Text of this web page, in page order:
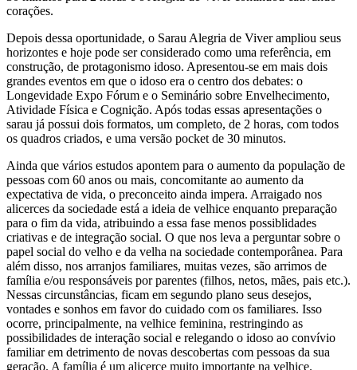
corações.
Depois dessa oportunidade, o Sarau Alegria de Viver ampliou seus
horizontes e hoje pode ser considerado como uma referência, em
construção, de protagonismo idoso. Apresentou-se em mais dois
grandes eventos em que o idoso era o centro dos debates: o
Longevidade Expo Fórum e o Seminário sobre Envelhecimento,
Atividade Física e Cognição. Após todas essas apresentações o
sarau já possui dois formatos, um completo, de 2 horas, com todos
os quadros criados, e uma versão pocket de 30 minutos.
Ainda que vários estudos apontem para o aumento da população de
pessoas com 60 anos ou mais, concomitante ao aumento da
expectativa de vida, o preconceito ainda impera. Arraigado nos
alicerces da sociedade está a ideia de velhice enquanto preparação
para o fim da vida, atribuindo a essa fase menos possiblidades
criativas e de integração social. O que nos leva a perguntar sobre o
papel social do velho e da velha na sociedade contemporânea. Para
além disso, nos arranjos familiares, muitas vezes, são arrimos de
família e/ou responsáveis por parentes (filhos, netos, mães, pais etc.).
Nessas circunstâncias, ficam em segundo plano seus desejos,
vontades e sonhos em favor do cuidado com os familiares. Isso
ocorre, principalmente, na velhice feminina, restringindo as
possibilidades de interação social e relegando o idoso ao convívio
familiar em detrimento de novas descobertas com pessoas da sua
geração. A família é um alicerce muito importante na velhice.